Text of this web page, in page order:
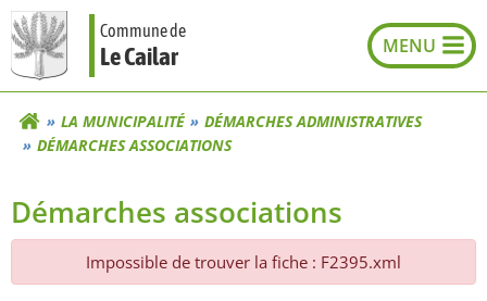
Aller
au
contenu
Commune de
Le Cailar
LA MUNICIPALITÉ
DÉMARCHES ADMINISTRATIVES
DÉMARCHES ASSOCIATIONS
Démarches associations
Impossible de trouver la fiche : F2395.xml